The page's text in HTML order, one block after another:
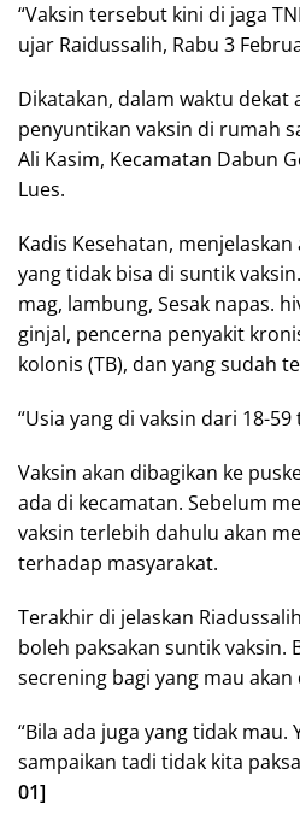
“Vaksin tersebut kini di jaga
ujar Raidussalih, Rabu 3
Dikatakan, dalam waktu dekat
penyuntikan vaksin di rumah
Ali Kasim, Kecamatan Dabun
Lues.
Kadis Kesehatan,
yang tidak bisa di suntik
mag, lambung, Sesak napas.
ginjal, pencerna penyakit
kolonis (TB), dan yang sudah
“Usia yang di vaksin dari 18-
Vaksin akan dibagikan ke
ada di kecamatan. Sebelum
vaksin terlebih dahulu akan
terhadap masyarakat.
Terakhir di jelaskan
boleh paksakan suntik vaksin.
secrening bagi yang mau akan
“Bila ada juga yang tidak mau.
sampaikan tadi tidak kita
01]